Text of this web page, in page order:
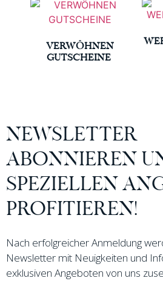
VERWÖHNEN
GUTSCHEINE
NEWSLETTER
ABONNIEREN
SPEZIELLEN
PROFITIEREN!
Nach erfolgreicher Anmeldung
Newsletter mit Neuigkeiten und
exklusiven Angeboten von uns